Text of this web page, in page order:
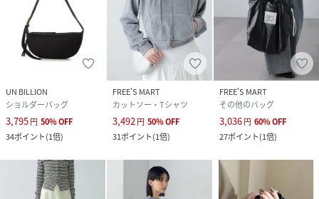
UN BILLION
ショルダーバッグ
3,795円 50%OFF
34ポイント(1倍)
FREE'S MART
カットソー・Tシャツ
3,492円 50%OFF
31ポイント(1倍)
FREE'S MART
その他のバッグ
3,036円 60%OFF
27ポイント(1倍)